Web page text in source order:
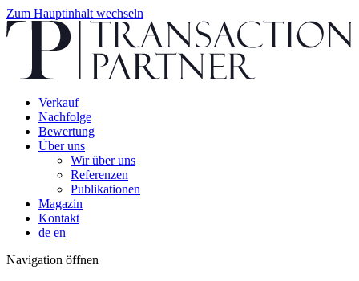
Zum Hauptinhalt wechseln
Verkauf
Nachfolge
Bewertung
Über uns
Wir über uns
Referenzen
Publikationen
Magazin
Kontakt
de en
Navigation öffnen